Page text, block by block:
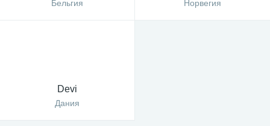
Бельгия Норвегия
Devi
Дания